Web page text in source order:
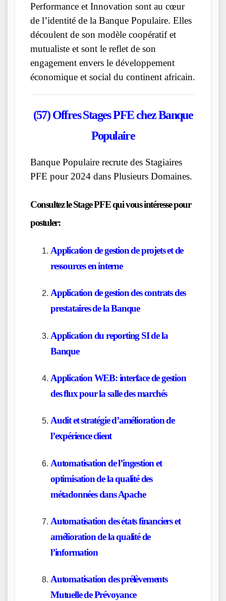
Performance et Innovation sont au cœur
de l’identité de la Banque Populaire. Elles
découlent de son modèle coopératif et
mutualiste et sont le reflet de son
engagement envers le développement
économique et social du continent africain.
(57) Offres Stages PFE chezBanque
Populaire
Banque Populaire recrute des Stagiaires
PFE pour 2024 dans Plusieurs Domaines.
Consultez le Stage PFE qui vous intéresse pour
postuler:
Application de gestion de projets et de
ressources en interne
Application de gestion des contrats des
prestataires de la Banque
Application du reporting SI de la
Banque
Application WEB: interface de gestion
des flux pour la salle des marchés
Audit et stratégie d’amélioration de
l’expérience client
Automatisation de l’ingestion et
optimisation de la qualité des
métadonnées dans Apache
Automatisation des états financiers et
amélioration de la qualité de
l’information
Automatisation des prélèvements
Mutuelle de Prévoyance